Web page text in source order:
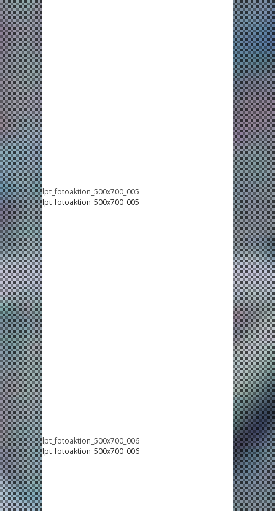
lpt_fotoaktion_500x700_005
lpt_fotoaktion_500x700_005
lpt_fotoaktion_500x700_006
lpt_fotoaktion_500x700_006